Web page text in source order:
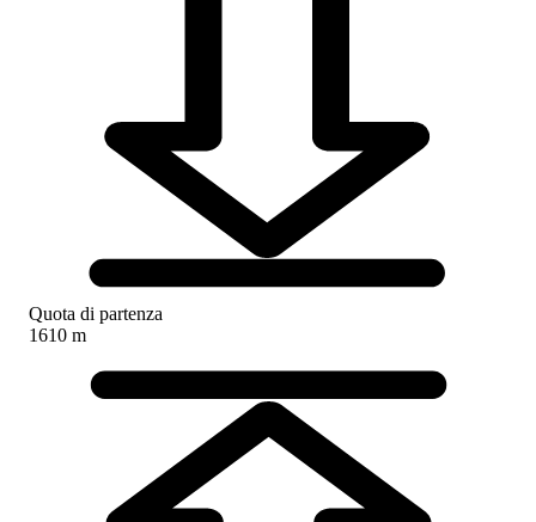
Quota di partenza
1610 m